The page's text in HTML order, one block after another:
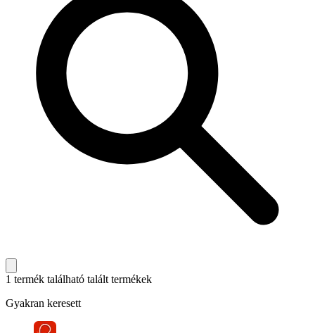
1 termék található talált termékek
Gyakran keresett